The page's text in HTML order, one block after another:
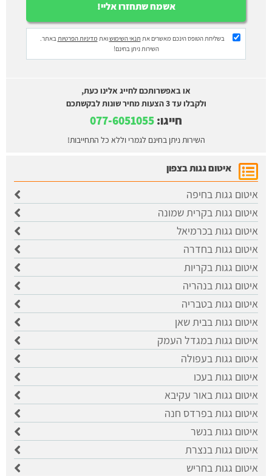
בשליחת הטופס הינכם מאשרים את תנאי השימושואת מדיניות הפרטיותבאתר.
השירות ניתן בחינם!
או באפשרותכם לחייג אלינו כעת,
ולקבלו עד 3 הצעות מחיר שונות לבקשתכם
חייגו:
השירות ניתן בחינם לגמרי וללא כל התחייבות!
איטום גגות בצפון
איטום גגות בחיפה
איטום גגות בקרית שמונה
איטום גגות בכרמיאל
איטום גגות בחדרה
איטום גגות בקריות
איטום גגות בנהריה
איטום גגות בטבריה
איטום גגות בבית שאן
איטום גגות במגדל העמק
איטום גגות בעפולה
איטום גגות בעכו
איטום גגות באור עקיבא
איטום גגות בפרדס חנה
איטום גגות בנשר
איטום גגות בנצרת
איטום גגות בחריש